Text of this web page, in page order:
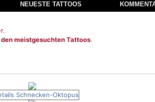
NEUESTE TATTOOS
meistgesuchten Tattoos.